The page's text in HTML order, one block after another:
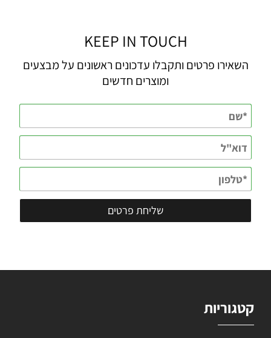
KEEP IN TOUCH
השאירו פרטים ותקבלו עדכונים ראשונים על מבצעים
ומוצרים חדשים
קטגוריות